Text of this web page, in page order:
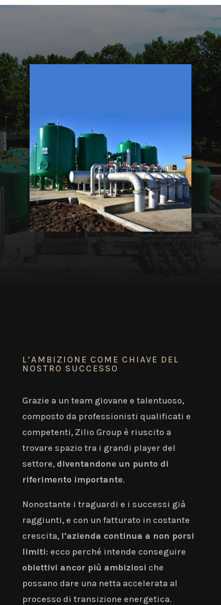
L’AMBIZIONE COME CHIAVE DEL
NOSTRO SUCCESSO
Grazie a un team giovane e talentuoso,
composto da professionisti qualificati e
competenti, Zilio Group è riuscito a
trovare spazio tra i grandi player del
settore, diventandone un punto di
riferimento importante.
Nonostante i traguardi e i successi già
raggiunti, e con un fatturato in costante
crescita, l’azienda continua a non porsi
limiti: ecco perché intende conseguire
obiettivi ancor più ambiziosi che
possano dare una netta accelerata al
processo di transizione energetica.